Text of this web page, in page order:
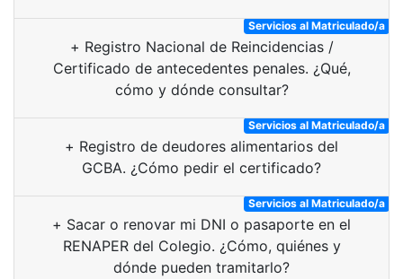
+ Registro Nacional de Reincidencias /
Certificado de antecedentes penales. ¿Qué,
cómo y dónde consultar?
Servicios al Matriculado/a
+ Registro de deudores alimentarios del
GCBA. ¿Cómo pedir el certificado?
Servicios al Matriculado/a
+ Sacar o renovar mi DNI o pasaporte en el
RENAPER del Colegio. ¿Cómo, quiénes y
dónde pueden tramitarlo?
Servicios al Matriculado/a